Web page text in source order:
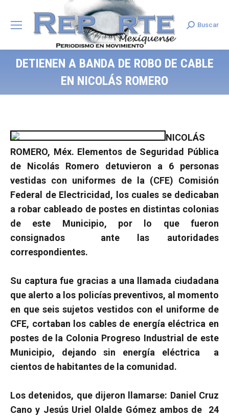
Search:
Buscar
DETIENEN A BANDA DE ROBO DE CABLE
EN NICOLÁS ROMERO
NICOLÁS
ROMERO, Méx. Elementos de Seguridad Pública
de Nicolás Romero detuvieron a 6 personas
vestidas con uniformes de la (CFE) Comisión
Federal de Electricidad, los cuales se dedicaban
a robar cableado de postes en distintas colonias
de este Municipio, por lo que fueron
consignados
ante las autoridades
correspondientes.
Su captura fue gracias a una llamada ciudadana
que alerto a los policías preventivos, al momento
en que seis sujetos vestidos con el uniforme de
CFE, cortaban los cables de energía eléctrica en
postes de la Colonia Progreso Industrial de este
Municipio, dejando sin energía eléctrica
a
cientos de habitantes de la comunidad.
Los detenidos, que dijeron llamarse: Daniel Cruz
Cano y Jesús Uriel Olalde Gómez ambos de
24